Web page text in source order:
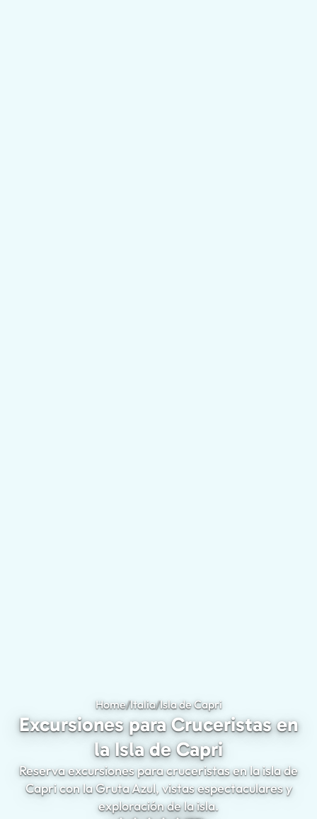
Home/Italia/Isla de CapriExcursiones para
Excursiones para Cruceristas en
la Isla de Capri
Reserva excursiones para cruceristas en la isla de
Capri con la Gruta Azul, vistas espectaculares y
exploración de la isla.